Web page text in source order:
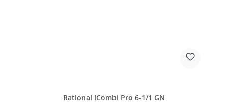
Rational iCombi Pro 6-1/1 GN